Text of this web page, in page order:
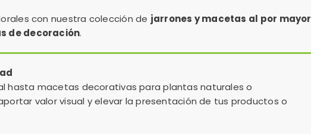
con nuestra colección de jarrones y macetas al por mayor
de decoración.
hasta macetas decorativas para plantas naturales o
valor visual y elevar la presentación de tus productos o